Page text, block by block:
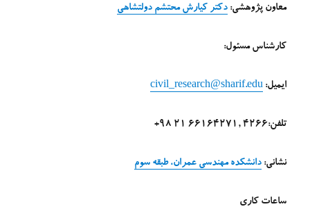
معاون پژوهشی:دکتر کیارش محتشم دولتشاهی
کارشناس مسئول:
ایمیل:civil_research@sharif.edu
تلفن:4266 ,66164271 21 98+
نشانی:دانشکده مهندسی عمران، طبقه سوم
ساعات کاری